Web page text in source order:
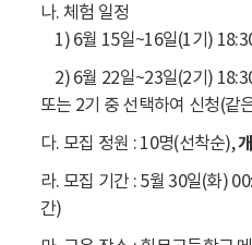
나. 체험 일정
1) 6월 15일~16일(1기)
2) 6월 22일~23일(2기)
또는 2기 중 선택하여 신청(같
다. 모집 정원 : 10명(선착순),
라. 모집 기간 : 5월 30일(화)
간)